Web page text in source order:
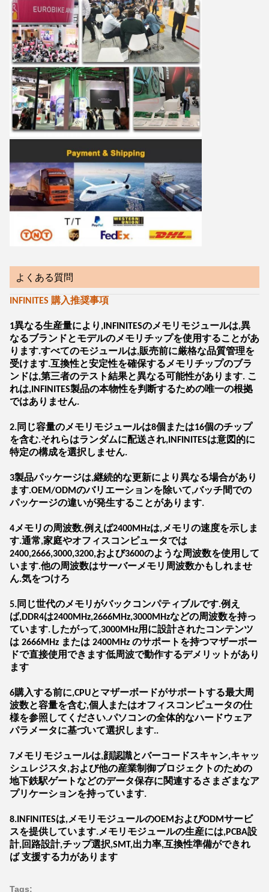
よくある質問
INFINITES 購入推奨事項
1異なる生産量により,INFINITESのメモリモジュールは,異
なるブランドとモデルのメモリチップを使用することがあ
ります.すべてのモジュールは,販売前に厳格な品質管理を
受けます.互換性と安定性を確保するメモリチップのブラ
ンドは,第三者のテスト結果と異なる可能性があります. こ
れは,INFINITES製品の本物性を判断するための唯一の根拠
ではありません.
2.同じ容量のメモリモジュールは8個または16個のチップ
を含む.それらはランダムに配送され,INFINITESは意図的に
特定の構成を選択しません.
3製品パッケージは,継続的な更新により異なる場合があり
ます.OEM/ODMのバリエーションを除いて,バッチ間での
パッケージの違いが発生することがあります.
4メモリの周波数,例えば2400MHzは,メモリの速度を示しま
す.通常,家庭やオフィスコンピュータでは
2400,2666,3000,3200,および3600のような周波数を使用して
います.他の周波数はサーバーメモリ周波数かもしれませ
ん.気をつけろ
5.同じ世代のメモリがバックコンパティブルです.例え
ば,DDR4は2400MHz,2666MHz,3000MHzなどの周波数を持っ
ています.したがって,3000MHz用に設計されたコンテンツ
は 2666MHz または 2400MHz のサポートを持つマザーボー
ドで直接使用できます低周波で動作するデメリットがあり
ます
6購入する前に,CPUとマザーボードがサポートする最大周
波数と容量を含む,個人またはオフィスコンピュータの仕
様を参照してください.パソコンの全体的なハードウェア
パラメータに基づいて選択します..
7メモリモジュールは,顔認識とバーコードスキャン,キャッ
シュレジスタ,および他の産業制御プロジェクトのための
地下鉄駅ゲートなどのデータ保存に関連するさまざまなア
プリケーションを持っています.
8.INFINITESは,メモリモジュールのOEMおよびODMサービ
スを提供しています.メモリモジュールの生産には,PCBA設
計,回路設計,チップ選択,SMT,出力率,互換性準備ができれ
ば 支援する力があります
Tags: